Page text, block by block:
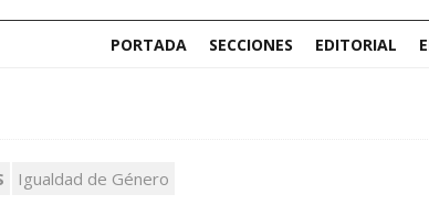
PORTADA SECCIONES EDITORIAL
Igualdad de Género